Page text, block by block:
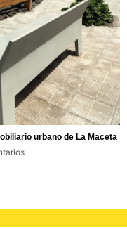
urbano de La Maceta